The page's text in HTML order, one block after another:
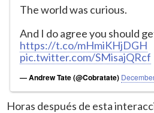
The world was curious.
And I do agree you should
https://t.co/mHmiKHjDGH
pic.twitter.com/SMisajQRcf
— Andrew Tate (@Cobratate)
Horas después de esta